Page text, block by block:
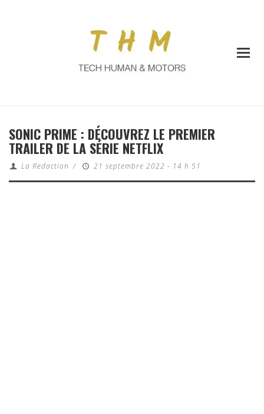
SONIC PRIME : DÉCOUVREZ LE PREMIER
TRAILER DE LA SÉRIE NETFLIX
La Redaction / 21 septembre 2022 - 14 h 51